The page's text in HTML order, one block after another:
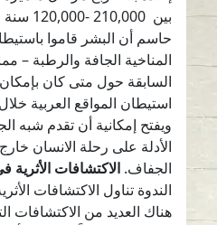
بين
حاسم أن البشر قاموا
المناخية الجافة والرطبة – مما
السابقة حول متى كان بإمكان
استيطان المواقع العربية
ويفتح إمكانية أن تقدم شبه
الأدلة على رحلة الانسان
الجفاف.الاكتشافات الأثرية
الندوة تناول الاكتشافات
هناك العديد من الاكتشافات